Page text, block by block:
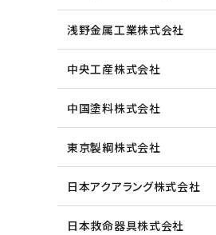
浅野金属工業株式会社
中央工産株式会社
中国塗料株式会社
東京製綱株式会社
日本アクアラング株式会社
日本救命器具株式会社